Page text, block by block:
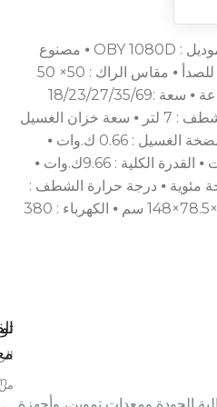
⦁ ماركة : OZTI تركي الصنع ⦁ الموديل : OBY 1080D ⦁ مصنوع
من الاستانلس ستيل 304 مقاوم للصدأ ⦁ مقاس الراك : 50× 50
سم ⦁ الانتاجية : 1108 طبق / الساعة ⦁ سعة :18/23/27/35/69
باسكت / الساعة ⦁ سعة خزان الشطف : 7 لتر ⦁ سعة خزان الغسيل
:23 لتر ⦁ 5 برامج غسيل ⦁ قدرة مضخة الغسيل : 0.66 ك.وات ⦁
قدرة مضخة الشطف:0.37 ك.وات ⦁ القدرة الكلية : 9.66ك.وات ⦁
الغسيل : 55-60 درجة مئوية ⦁ درجة حرارة الشطف :
80-85 درجة مئوية ⦁ الابعاد : 70×78.5×148 سم ⦁ الكهرباء : 380
الجودة ومعدات تموين، وأجهزة